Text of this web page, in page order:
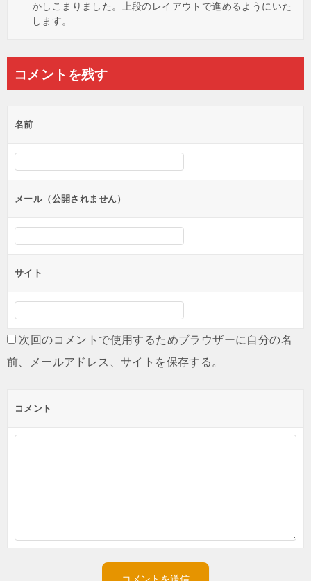
かしこまりました。上段のレイアウトで進めるようにいた
します。
コメントを残す
名前
メール（公開されません）
サイト
次回のコメントで使用するためブラウザーに自分の名
前、メールアドレス、サイトを保存する。
コメント